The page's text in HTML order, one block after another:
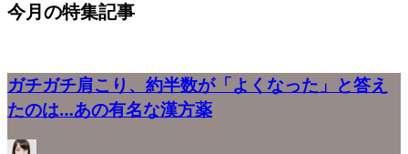
今月の特集記事
ガチガチ肩こり、約半数が「よくなった」と答え
たのは…あの有名な漢方薬